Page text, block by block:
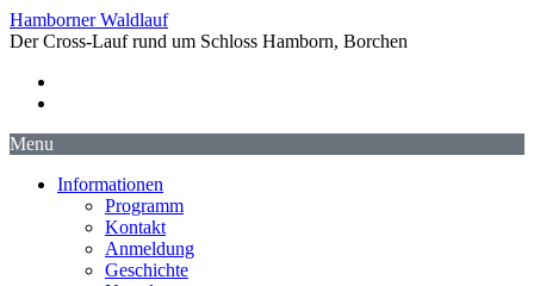
Hamborner Waldlauf
Der Cross-Lauf rund um Schloss Hamborn, Borchen
Menu
Informationen
Programm
Kontakt
Anmeldung
Geschichte